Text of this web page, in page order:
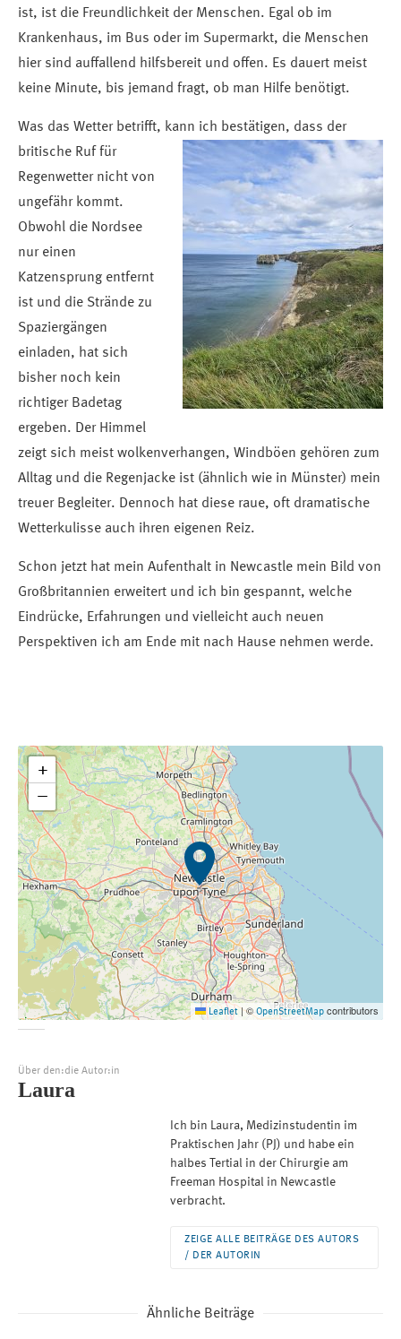
ist, ist die Freundlichkeit der Menschen. Egal ob im
Krankenhaus, im Bus oder im Supermarkt, die Menschen
hier sind auffallend hilfsbereit und offen. Es dauert meist
keine Minute, bis jemand fragt, ob man Hilfe benötigt.
Was das Wetter betrifft, kann ich bestätigen, dass der
britische Ruf für
Regenwetter nicht von
ungefähr kommt.
Obwohl die Nordsee
nur einen
Katzensprung entfernt
ist und die Strände zu
Spaziergängen
einladen, hat sich
bisher noch kein
richtiger Badetag
ergeben. Der Himmel
zeigt sich meist wolkenverhangen, Windböen gehören zum
Alltag und die Regenjacke ist (ähnlich wie in Münster) mein
treuer Begleiter. Dennoch hat diese raue, oft dramatische
Wetterkulisse auch ihren eigenen Reiz.
Schon jetzt hat mein Aufenthalt in Newcastle mein Bild von
Großbritannien erweitert und ich bin gespannt, welche
Eindrücke, Erfahrungen und vielleicht auch neuen
Perspektiven ich am Ende mit nach Hause nehmen werde.
+
−
Leaflet |© OpenStreetMap contributors
Über den:die Autor:in
Laura
Ich bin Laura, Medizinstudentin im
Praktischen Jahr (PJ) und habe ein
halbes Tertial in der Chirurgie am
Freeman Hospital in Newcastle
verbracht.
ZEIGE ALLE BEITRÄGE DES AUTORS
/ DER AUTORIN
Ähnliche Beiträge